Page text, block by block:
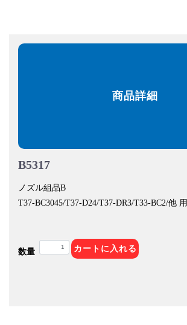
商品詳細
B5317
ノズル組品B
T37-BC3045/T37-D24/T37-DR3/T33-BC2/他 用
数量 カートに入れる